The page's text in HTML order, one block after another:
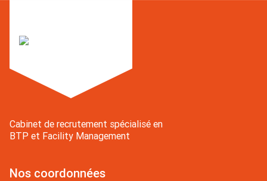
Cabinet de recrutement spécialisé en
BTP et Facility Management
Nos coordonnées